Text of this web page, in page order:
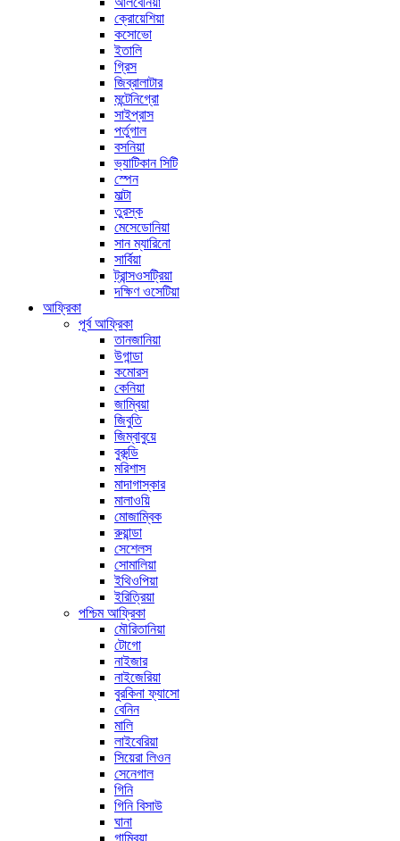
ক্রোয়েশিয়া
কসোভো
ইতালি
গ্রিস
জিব্রালাটার
মন্টেনিগ্রো
সাইপ্রাস
পর্তুগাল
বসনিয়া
ভ্যাটিকান সিটি
স্পেন
মাল্টা
তুরস্ক
মেসেডোনিয়া
সান ম্যারিনো
সার্বিয়া
ট্রান্সওসট্রিয়া
দক্ষিণ ওসেটিয়া
আফ্রিকা
পূর্ব আফ্রিকা
তানজানিয়া
উগান্ডা
কমোরস
কেনিয়া
জাম্বিয়া
জিবুতি
জিম্বাবুয়ে
বুরুন্ডি
মরিশাস
মাদাগাস্কার
মালাওয়ি
মোজাম্বিক
রুয়ান্ডা
সেশেলস
সোমালিয়া
ইথিওপিয়া
ইরিত্রিয়া
পশ্চিম আফ্রিকা
মৌরিতানিয়া
টোগো
নাইজার
নাইজেরিয়া
বুরকিনা ফ্যাসো
বেনিন
মালি
লাইবেরিয়া
সিয়েরা লিওন
সেনেগাল
গিনি
গিনি বিসাউ
ঘানা
গাম্বিয়া